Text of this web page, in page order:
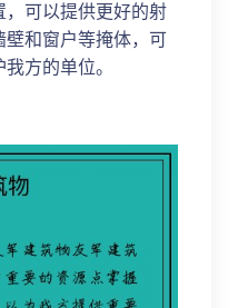
可以提供更好的射
壁和窗户等掩体，可
方的单位。